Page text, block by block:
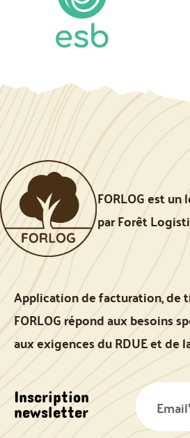
FORLOG est
par Forêt
Application de facturation, de
FORLOG répond aux besoins
aux exigences du RDUE et
Inscription
newsletter